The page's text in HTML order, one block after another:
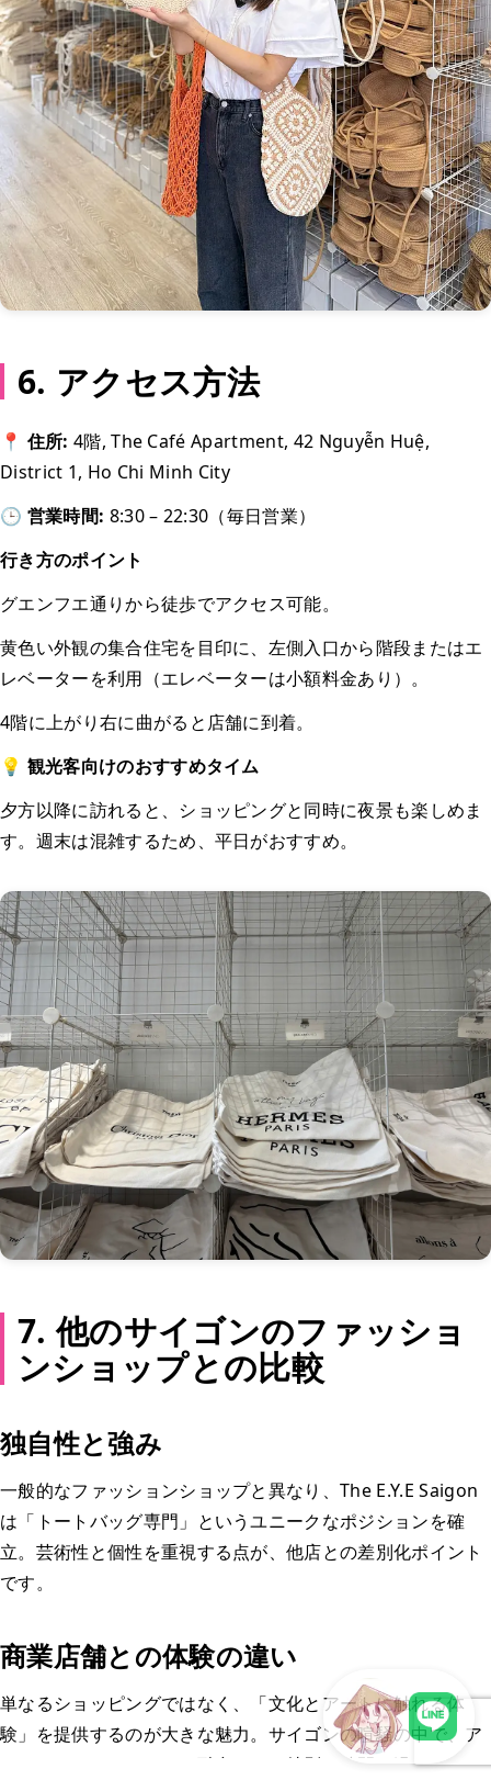
6. アクセス方法
📍 住所: 4階, The Café Apartment, 42 Nguyễn Huệ,
District 1, Ho Chi Minh City
🕒 営業時間: 8:30 – 22:30（毎日営業）
行き方のポイント
グエンフエ通りから徒歩でアクセス可能。
黄色い外観の集合住宅を目印に、左側入口から階段またはエ
レベーターを利用（エレベーターは小額料金あり）。
4階に上がり右に曲がると店舗に到着。
💡 観光客向けのおすすめタイム
夕方以降に訪れると、ショッピングと同時に夜景も楽しめま
す。週末は混雑するため、平日がおすすめ。
7. 他のサイゴンのファッショ
ンショップとの比較
独自性と強み
一般的なファッションショップと異なり、The E.Y.E Saigon
は「トートバッグ専門」というユニークなポジションを確
立。芸術性と個性を重視する点が、他店との差別化ポイント
です。
商業店舗との体験の違い
単なるショッピングではなく、「文化とアートに触れる体
験」を提供するのが大きな魅力。サイゴンの喧騒の中で、ア
ートとライフスタイルを融合させた特別な時間を過ごせま